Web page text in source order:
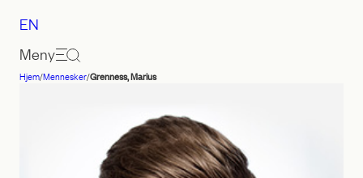
Advokatfirmaet
EN
Meny
Hjem/Mennesker/Grenness, Marius